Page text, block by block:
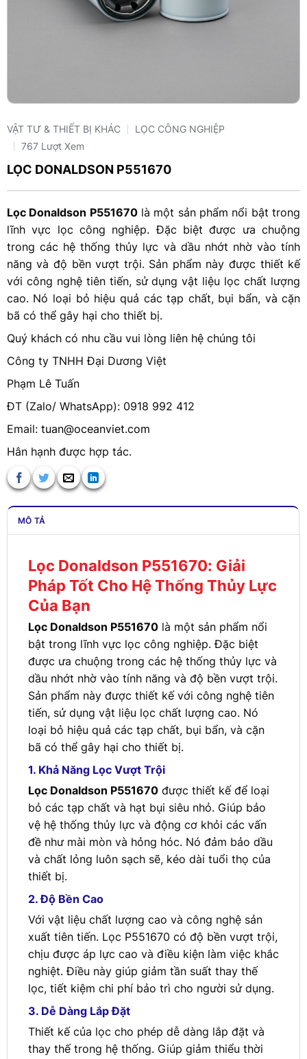
VẬT TƯ & THIẾT BỊ KHÁC
LỌC CÔNG NGHIỆP
767 Lượt Xem
LỌC DONALDSON P551670
Lọc Donaldson P551670là một sản phẩm nổi bật trong
lĩnh vực lọc công nghiệp. Đặc biệt được ưa chuộng
trong các hệ thống thủy lực và dầu nhớt nhờ vào tính
năng và độ bền vượt trội. Sản phẩm này được thiết kế
với công nghệ tiên tiến, sử dụng vật liệu lọc chất lượng
cao. Nó loại bỏ hiệu quả các tạp chất, bụi bẩn, và cặn
bã có thể gây hại cho thiết bị.
Quý khách có nhu cầu vui lòng liên hệ chúng tôi
Công ty TNHH Đại Dương Việt
Phạm Lê Tuấn
ĐT (Zalo/ WhatsApp): 0918 992 412
Email: tuan@oceanviet.com
Hân hạnh được hợp tác.
MÔ TẢ
Lọc Donaldson P551670: Giải
Pháp Tốt Cho Hệ Thống Thủy Lực
Của Bạn
Lọc Donaldson P551670là một sản phẩm nổi
bật trong lĩnh vực lọc công nghiệp. Đặc biệt
được ưa chuộng trong các hệ thống thủy lực và
dầu nhớt nhờ vào tính năng và độ bền vượt trội.
Sản phẩm này được thiết kế với công nghệ tiên
tiến, sử dụng vật liệu lọc chất lượng cao. Nó
loại bỏ hiệu quả các tạp chất, bụi bẩn, và cặn
bã có thể gây hại cho thiết bị.
1. Khả Năng Lọc Vượt Trội
Lọc Donaldson P551670được thiết kế để loại
bỏ các tạp chất và hạt bụi siêu nhỏ. Giúp bảo
vệ hệ thống thủy lực và động cơ khỏi các vấn
đề như mài mòn và hỏng hóc. Nó đảm bảo dầu
và chất lỏng luôn sạch sẽ, kéo dài tuổi thọ của
thiết bị.
2. Độ Bền Cao
Với vật liệu chất lượng cao và công nghệ sản
xuất tiên tiến. Lọc P551670 có độ bền vượt trội,
chịu được áp lực cao và điều kiện làm việc khắc
nghiệt. Điều này giúp giảm tần suất thay thế
lọc, tiết kiệm chi phí bảo trì cho người sử dụng.
3. Dễ Dàng Lắp Đặt
Thiết kế của lọc cho phép dễ dàng lắp đặt và
thay thế trong hệ thống. Giúp giảm thiểu thời